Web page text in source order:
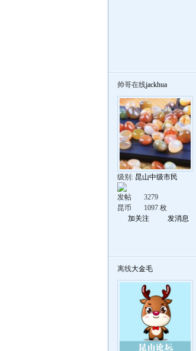
帅哥在线jackhua
级别: 昆山中级市民
发帖
3279
昆币
1097 枚
加关注
发消息
离线大金毛